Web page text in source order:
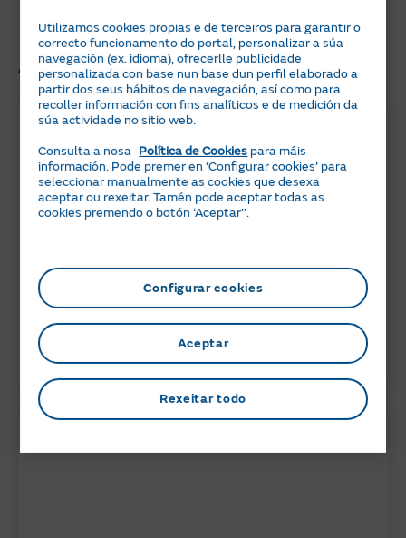
Artigos relacionados
05 JULIO 2024 6 min
Peajes de electricidad 2026: ¿Qué
necesitas saber?
ACTUALIDAD
Utilizamos cookies propias e de terceiros para garantir o
correcto funcionamento do portal, personalizar a súa
navegación (ex. idioma), ofrecerlle publicidade
personalizada con base nun base dun perfil elaborado a
partir dos seus hábitos de navegación, así como para
recoller información con fins analíticos e de medición da
súa actividade no sitio web.
Consulta a nosa Política de Cookies para máis
información. Pode premer en ‘Configurar cookies’ para
seleccionar manualmente as cookies que desexa
aceptar ou rexeitar. Tamén pode aceptar todas as
cookies premendo o botón ‘Aceptar’’.
Configurar cookies
Rexeitar todo
Aceptar